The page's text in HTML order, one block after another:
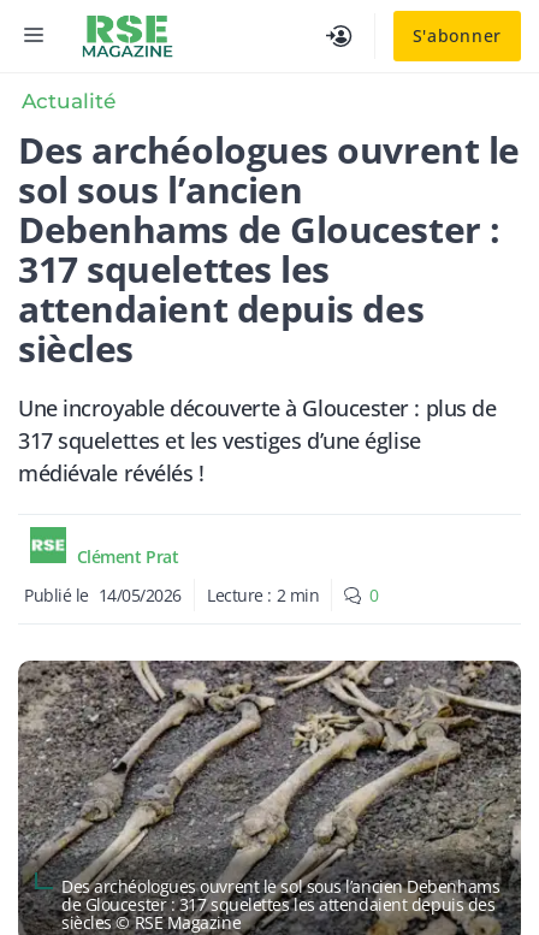
S'abonner
MENU
Actualité
Des archéologues ouvrent le
sol sous l’ancien
Debenhams de Gloucester :
317 squelettes les
attendaient depuis des
siècles
Une incroyable découverte à Gloucester : plus de
317 squelettes et les vestiges d’une église
médiévale révélés !
Clément Prat
Publié le 14/05/2026 Lecture : 2 min 0
Des archéologues ouvrent le sol sous l’ancien Debenhams
de Gloucester : 317 squelettes les attendaient depuis des
siècles © RSE Magazine